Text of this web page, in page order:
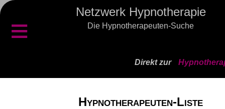
Netzwerk Hypnotherapie
Die Hypnotherapeuten-Suche
≡
Direkt zur
Hypnotherapeuten-Liste